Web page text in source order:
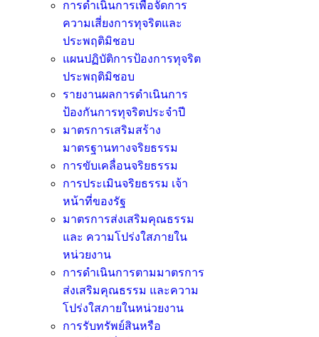
การดำเนินการเพื่อจัดการ
ความเสี่ยงการทุจริตและ
ประพฤติมิชอบ
แผนปฏิบัติการป้องการทุจริต
ประพฤติมิชอบ
รายงานผลการดำเนินการ
ป้องกันการทุจริตประจำปี
มาตรการเสริมสร้าง
มาตรฐานทางจริยธรรม
การขับเคลื่อนจริยธรรม
การประเมินจริยธรรม เจ้า
หน้าที่ของรัฐ
มาตรการส่งเสริมคุณธรรม
และ ความโปร่งใสภายใน
หน่วยงาน
การดำเนินการตามมาตรการ
ส่งเสริมคุณธรรม และความ
โปร่งใสภายในหน่วยงาน
การรับทรัพย์สินหรือ